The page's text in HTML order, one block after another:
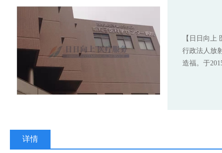
【日日向
行政法人放
造福。于
详情